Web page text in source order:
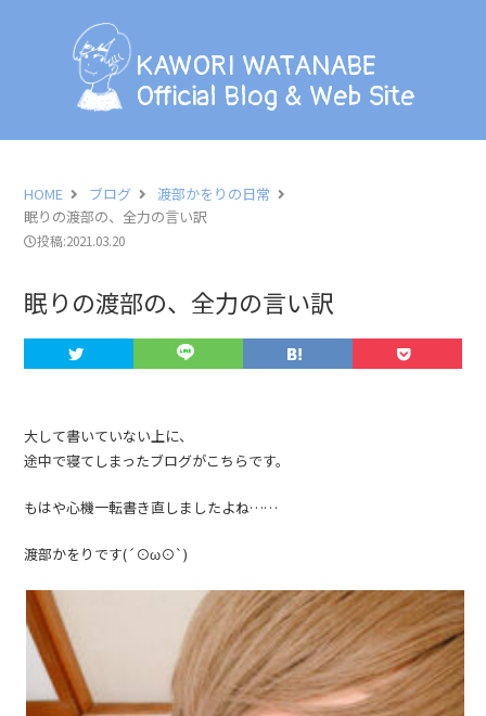
KAWORI WATANABE
Official Blog & Web Site
KAWORI WATANABE
Official Blog & Web Site
BLOG
LESSON
CONTACT
HOME ブログ
渡部かをりの日常
眠りの渡部の、全力の言い訳
投稿:2021.03.20
眠りの渡部の、全力の言い訳
大して書いていない上に、
途中で寝てしまったブログがこちらです。
もはや心機一転書き直しましたよね……
渡部かをりです(´⊙ω⊙`)